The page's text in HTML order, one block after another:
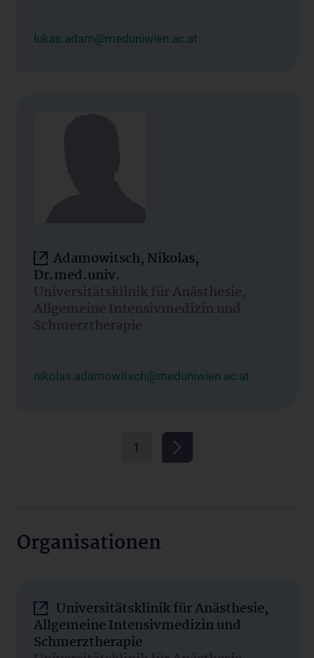
lukas.adam@meduniwien.ac.at
Adamowitsch, Nikolas,
Dr.med.univ.
Universitätsklinik für Anästhesie,
Allgemeine Intensivmedizin und
Schmerztherapie
nikolas.adamowitsch@meduniwien.ac.at
1
Organisationen
Universitätsklinik für Anästhesie,
Allgemeine Intensivmedizin und
Schmerztherapie